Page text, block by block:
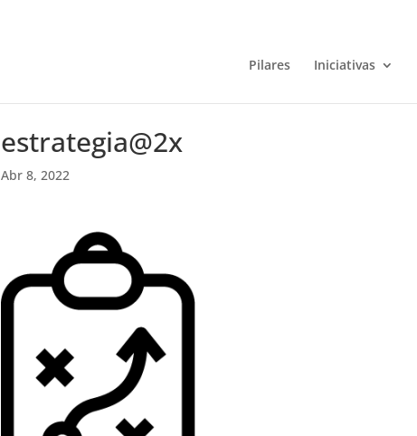
Pilares Iniciativas
estrategia@2x
Abr 8, 2022